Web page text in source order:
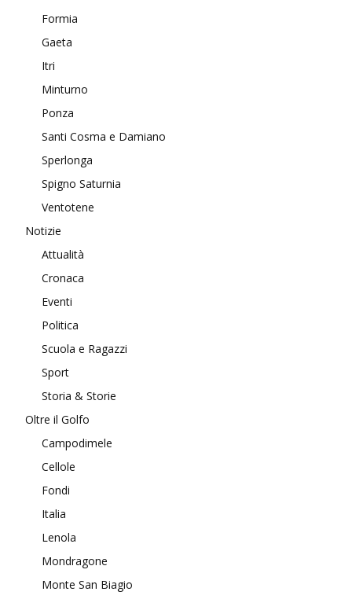
Formia
Gaeta
Itri
Minturno
Ponza
Santi Cosma e Damiano
Sperlonga
Spigno Saturnia
Ventotene
Notizie
Attualità
Cronaca
Eventi
Politica
Scuola e Ragazzi
Sport
Storia & Storie
Oltre il Golfo
Campodimele
Cellole
Fondi
Italia
Lenola
Mondragone
Monte San Biagio